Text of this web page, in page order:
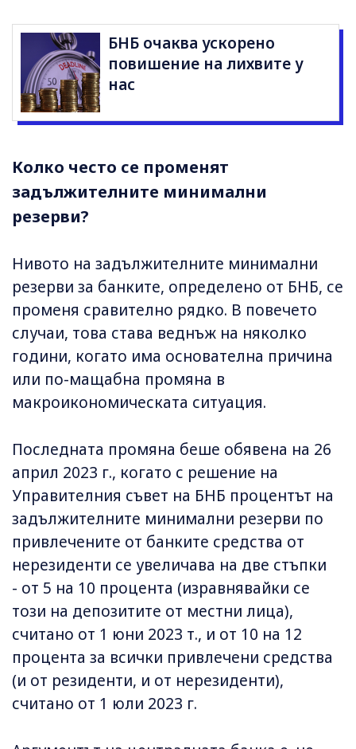
БНБ очаква ускорено
повишение на лихвите у
нас
Колко често се променят
задължителните минимални
резерви?
Нивото на задължителните минимални
резерви за банките, определено от БНБ, се
променя сравително рядко. В повечето
случаи, това става веднъж на няколко
години, когато има основателна причина
или по-мащабна промяна в
макроикономическата ситуация.
Последната промяна беше обявена на 26
април 2023 г., когато с решение на
Управителния съвет на БНБ процентът на
задължителните минимални резерви по
привлечените от банките средства от
нерезиденти се увеличава на две стъпки
- от 5 на 10 процента (изравнявайки се
този на депозитите от местни лица),
считано от 1 юни 2023 т., и от 10 на 12
процента за всички привлечени средства
(и от резиденти, и от нерезиденти),
считано от 1 юли 2023 г.